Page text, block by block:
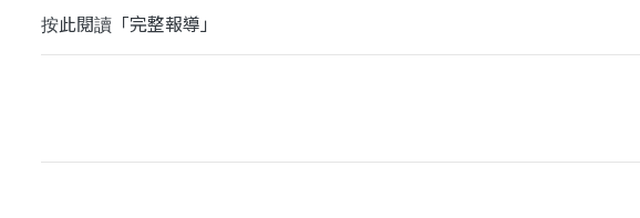
按此閱讀「完整報導」